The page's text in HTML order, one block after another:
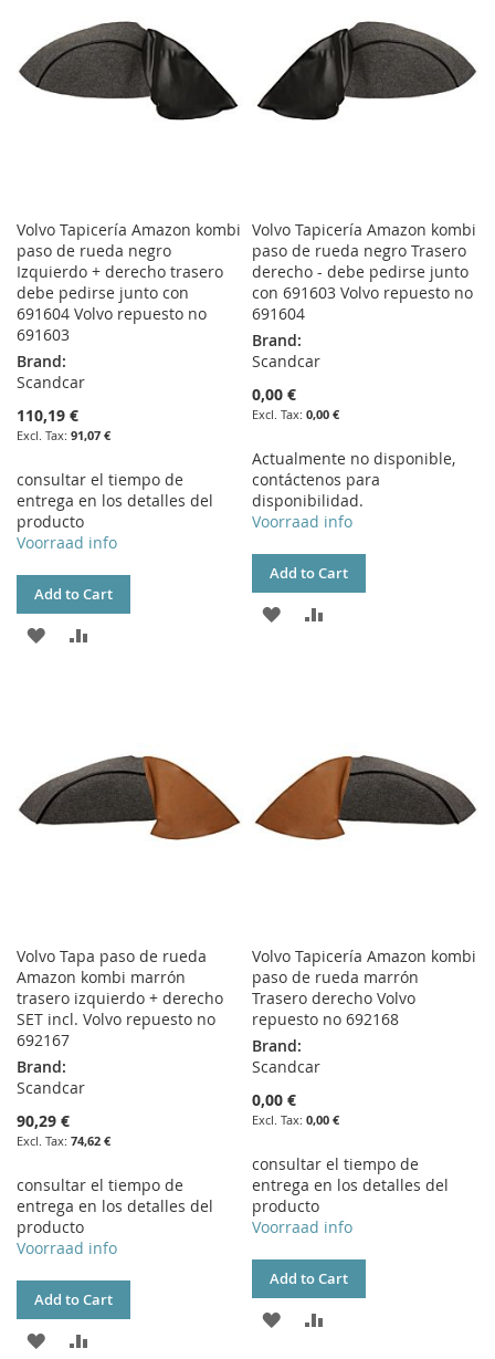
Volvo Tapicería Amazon kombi
paso de rueda negro
Izquierdo + derecho trasero
debe pedirse junto con
691604 Volvo repuesto no
691603
Brand:
Scandcar
110,19 €
91,07 €
consultar el tiempo de
entrega en los detalles del
producto
Voorraad info
Add to Cart
ADD
Volvo Tapicería Amazon kombi
paso de rueda negro Trasero
derecho - debe pedirse junto
con 691603 Volvo repuesto no
691604
Brand:
Scandcar
0,00 €
0,00 €
Actualmente no disponible,
contáctenos para
disponibilidad.
Voorraad info
Add to Cart
ADD
Volvo Tapa paso de rueda
Amazon kombi marrón
trasero izquierdo + derecho
SET incl. Volvo repuesto no
692167
Brand:
Scandcar
90,29 €
74,62 €
consultar el tiempo de
entrega en los detalles del
producto
Voorraad info
Add to Cart
ADD
Volvo Tapicería Amazon kombi
paso de rueda marrón
Trasero derecho Volvo
repuesto no 692168
Brand:
Scandcar
0,00 €
0,00 €
consultar el tiempo de
entrega en los detalles del
producto
Voorraad info
Add to Cart
ADD